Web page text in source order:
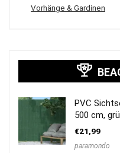
Vorhänge & Gardinen
PVC
500 cm,
€21,99
paramondo